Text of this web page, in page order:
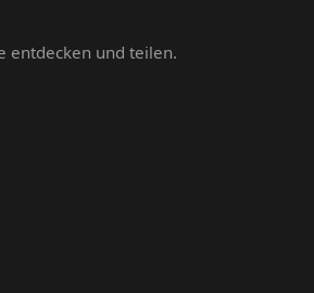
entdecken und teilen.